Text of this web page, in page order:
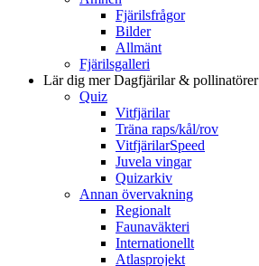
Fjärilsfrågor
Bilder
Allmänt
Fjärilsgalleri
Lär dig merDagfjärilar & pollinatörer
Quiz
Vitfjärilar
Träna raps/kål/rov
VitfjärilarSpeed
Juvela vingar
Quizarkiv
Annan övervakning
Regionalt
Faunaväkteri
Internationellt
Atlasprojekt